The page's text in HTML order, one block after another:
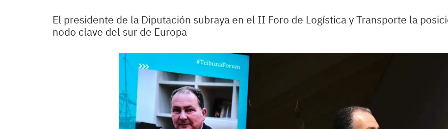
El presidente de la Diputación subraya en el II Foro de Logística y Transporte la
nodo clave del sur de Europa